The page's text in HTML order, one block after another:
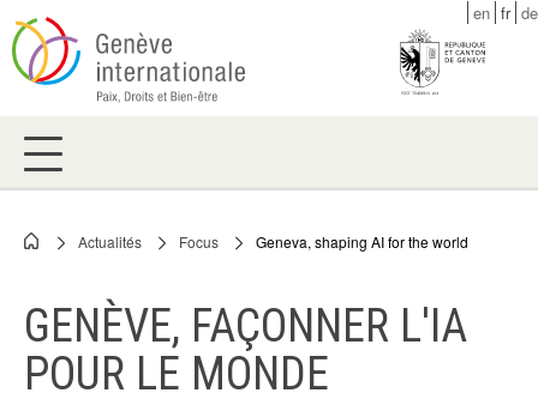
Skip
to
main
en fr de
Breadcrumb
Actualités Focus Geneva, shaping AI for the world
GENÈVE, FAÇONNER L'IA
POUR LE MONDE